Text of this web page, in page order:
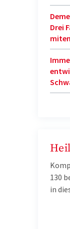
Drei
130
in